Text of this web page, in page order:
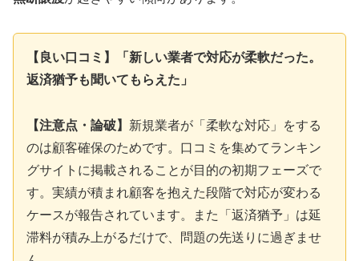
【良い口コミ】「新しい業者で対応が柔軟だった。
返済猶予も聞いてもらえた」
【注意点・論破】 新規業者が「柔軟な対応」をする
のは顧客確保のためです。口コミを集めてランキン
グサイトに掲載されることが目的の初期フェーズで
す。実績が積まれ顧客を抱えた段階で対応が変わる
ケースが報告されています。また「返済猶予」は延
滞料が積み上がるだけで、問題の先送りに過ぎませ